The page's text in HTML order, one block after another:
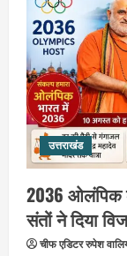
उत्तराखंड
2036 ओलंपिक
संतों ने दिया
चीफ एडिटर रुपेश
3
4